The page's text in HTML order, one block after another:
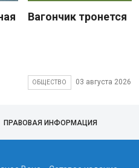
Вагончик тронется
ОБЩЕСТВО 03 августа 2026
ПРАВОВАЯ ИНФОРМАЦИЯ